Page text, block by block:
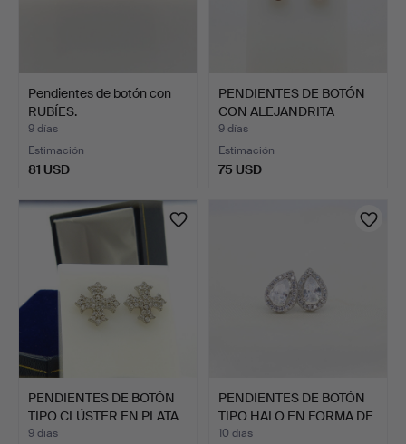
Pendientes de botón con
RUBÍES.
9 días
Estimación
81 USD
PENDIENTES DE BOTÓN
CON ALEJANDRITA
SINTÉT…
9 días
Estimación
75 USD
PENDIENTES DE BOTÓN
TIPO CLÚSTER EN PLATA
…
9 días
PENDIENTES DE BOTÓN
TIPO HALO EN FORMA DE
…
10 días